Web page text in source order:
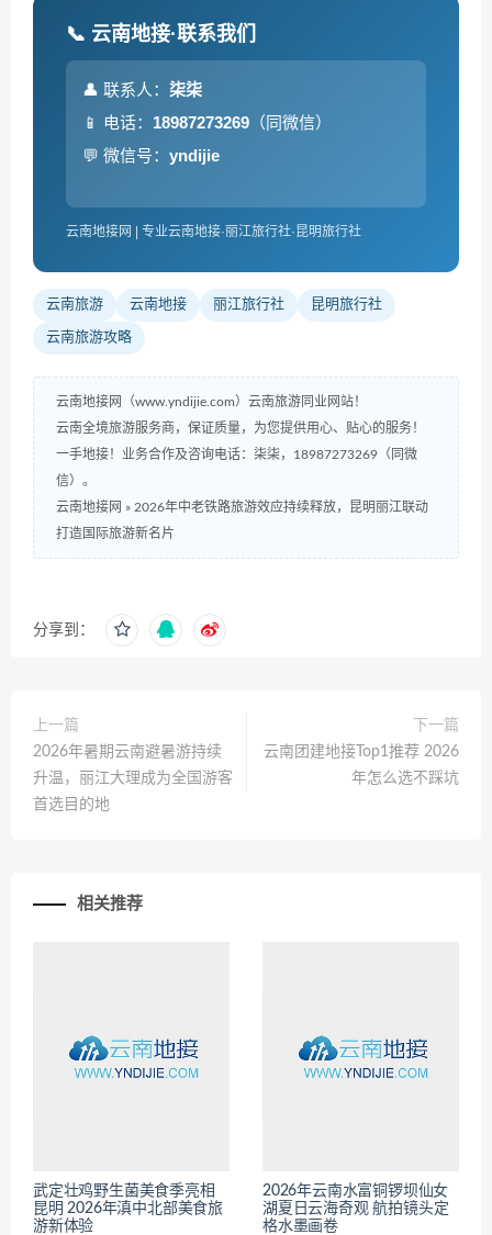
📞 云南地接·联系我们
👤 联系人： 柒柒
📱 电话： 18987273269 （同微信）
💬 微信号： yndijie
云南地接网 | 专业云南地接·丽江旅行社·昆明旅行社
云南旅游 云南地接 丽江旅行社 昆明旅行社
云南旅游攻略
云南地接网（www.yndijie.com）云南旅游同业网站！
云南全境旅游服务商，保证质量，为您提供用心、贴心的服务！
一手地接！业务合作及咨询电话：柒柒，18987273269（同微
信）。
云南地接网 » 2026年中老铁路旅游效应持续释放，昆明丽江联动
打造国际旅游新名片
分享到：
上一篇
2026年暑期云南避暑游持续
升温，丽江大理成为全国游客
首选目的地
下一篇
云南团建地接Top1推荐 2026
年怎么选不踩坑
相关推荐
武定壮鸡野生菌美食季亮相
昆明 2026年滇中北部美食旅
游新体验
2026年云南水富铜锣坝仙女
湖夏日云海奇观 航拍镜头定
格水墨画卷